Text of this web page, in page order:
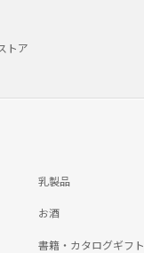
トア
乳製品
お酒
書籍・カタログギフト